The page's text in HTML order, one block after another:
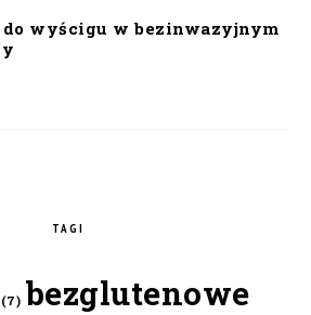
do wyścigu w bezinwazyjnym
TAGI
(7) bezglutenowe